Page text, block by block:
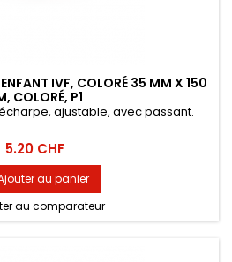
ENFANT IVF, COLORÉ 35 MM X 150
COLORÉ, P1
ajustable, avec passant.
5.20 CHF
au panier
au comparateur